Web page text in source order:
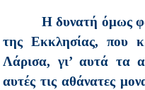
Η δυνατή όμως
της Εκκλησίας, που
Λάρισα, γι’ αυτά τα
αυτές τις αθάνατες